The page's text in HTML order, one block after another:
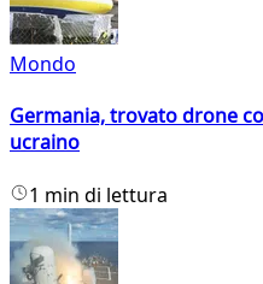
Mondo
Germania, trovato drone
ucraino
1 min di lettura